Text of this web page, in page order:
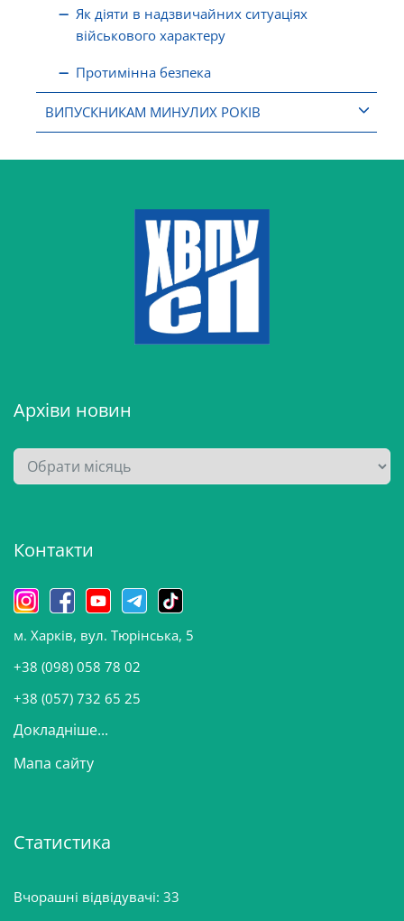
Як діяти в надзвичайних ситуаціях
військового характеру
Протимінна безпека
ВИПУСКНИКАМ МИНУЛИХ РОКІВ
Архіви новин
А
р
в
н
о
в
и
Контакти
м. Харків, вул. Тюрінська, 5
+38 (098) 058 78 02
+38 (057) 732 65 25
Докладніше...
Мапа сайту
Статистика
Вчорашні відвідувачі: 33